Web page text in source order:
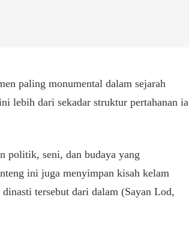
paling monumental dalam sejarah
lebih dari sekadar struktur pertahanan ia
politik, seni, dan budaya yang
ini juga menyimpan kisah kelam
tersebut dari dalam (Sayan Lod,